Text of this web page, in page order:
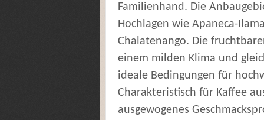
Familienhand. Die
Hochlagen wie Apaneca-
Chalatenango. Die
einem milden Klima und
ideale Bedingungen für
Charakteristisch für Kaffee
ausgewogenes